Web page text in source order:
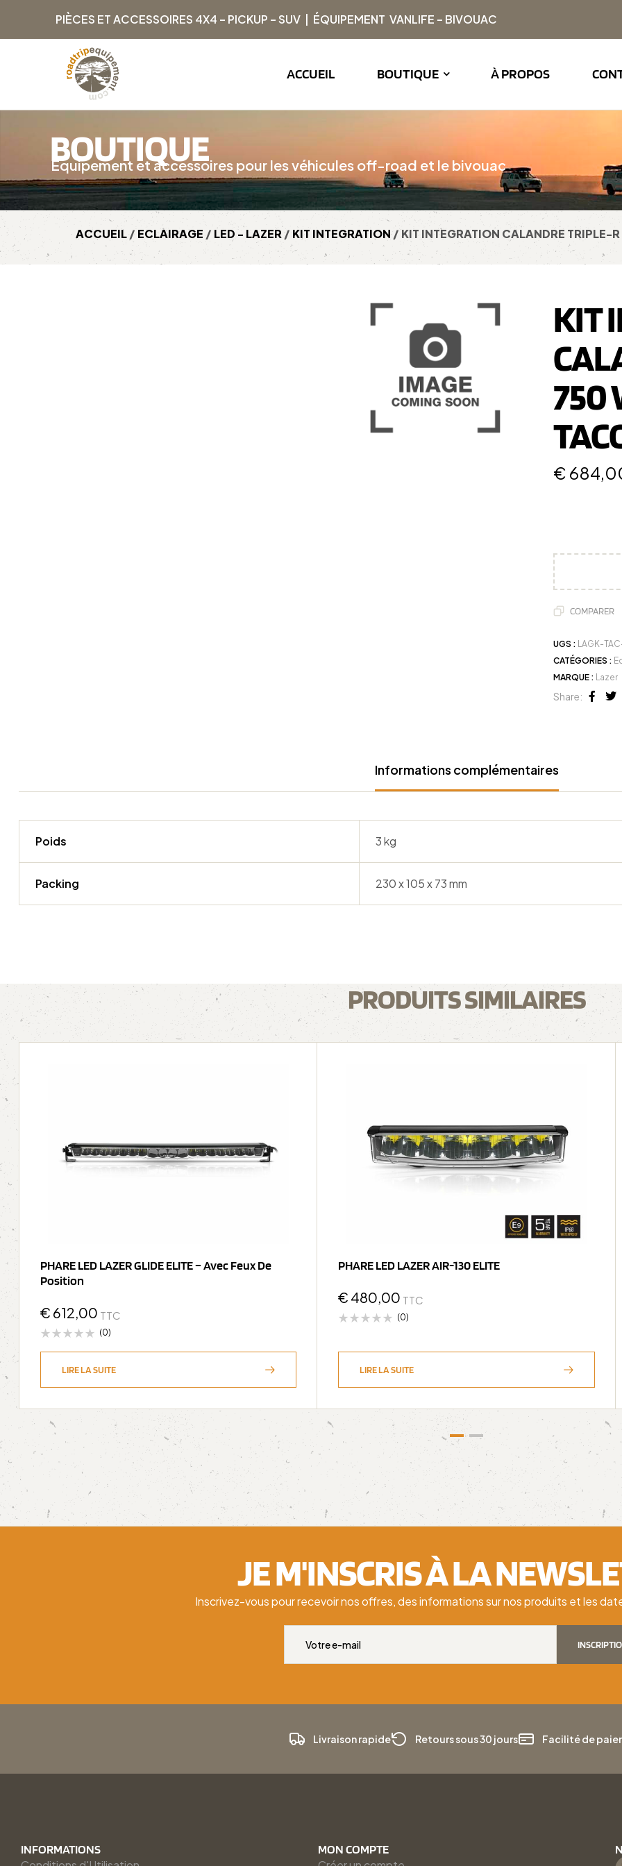
PIÈCES ET ACCESSOIRES 4X4 – PICKUP – SUV | ÉQUIPEMENT VANLIFE – BIVOUAC
ACCUEIL BOUTIQUE À PROPOS
BOUTIQUE
Équipement et accessoires pour les véhicules off-road et le bivouac
ACCUEIL/ ECLAIRAGE / LED - LAZER / KIT INTEGRATION/ KIT INTEGRATION CALANDRE
KIT
750
€
COMPARER
UGS : LAGK-
CATÉGORIES :
MARQUE : Lazer
Share:
Informations complémentaires
Poids 3 kg
Packing 230 x 105 x 73 mm
PRODUITS SIMILAIRES
PHARE LED LAZER GLIDE ELITE – Avec Feux De
Position
€ 612,00 TTC
(0)
LIRE LA SUITE
PHARE LED LAZER AIR-130 ELITE
€ 480,00 TTC
(0)
LIRE LA SUITE
JE M'INSCRIS À LA
Inscrivez-vous pour recevoir nos offres, des informations sur nos produits et les
Livraison rapide Retours sous 30 jours Facilité de
INFORMATIONS
MON COMPTE